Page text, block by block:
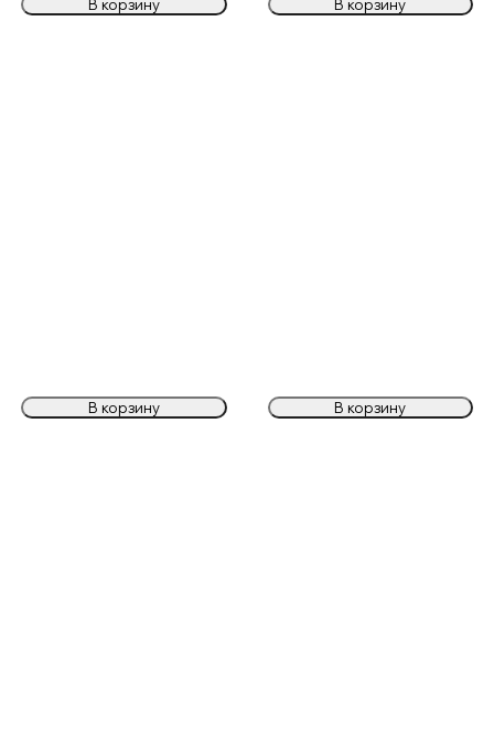
В корзину В корзину
В корзину В корзину